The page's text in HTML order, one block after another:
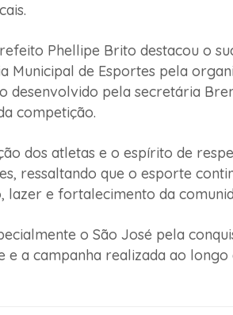
Phellipe Brito destacou o
Municipal de Esportes pela
desenvolvido pela secretária
competição.
dos atletas e o espírito de
ressaltando que o esporte
e fortalecimento da
o São José pela
e a campanha realizada ao longo